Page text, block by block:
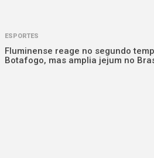
ESPORTES
Fluminense reage no segundo
Botafogo, mas amplia jejum no